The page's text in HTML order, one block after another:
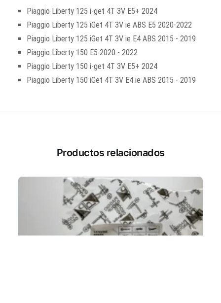
Piaggio Liberty 125 i-get 4T 3V E5+ 2024
Piaggio Liberty 125 iGet 4T 3V ie ABS E5 2020-2022
Piaggio Liberty 125 iGet 4T 3V ie E4 ABS 2015 - 2019
Piaggio Liberty 150 E5 2020 - 2022
Piaggio Liberty 150 i-get 4T 3V E5+ 2024
Piaggio Liberty 150 iGet 4T 3V E4 ie ABS 2015 - 2019
Productos relacionados